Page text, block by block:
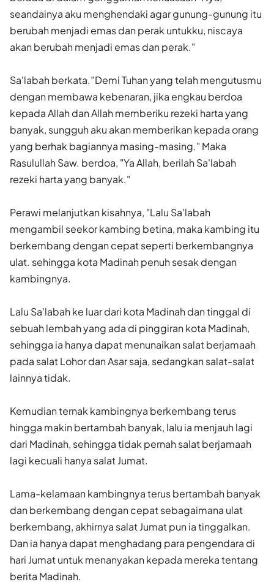
seandainya aku menghendaki agar gunung-gunung itu
berubah menjadi emas dan perak untukku, niscaya
akan berubah menjadi emas dan perak."
Sa'labah berkata.”Demi Tuhan yang telah mengutusmu
dengan membawa kebenaran, jika engkau berdoa
kepada Allah dan Allah memberiku rezeki harta yang
banyak, sungguh aku akan memberikan kepada orang
yang berhak bagiannya masing-masing." Maka
Rasulullah Saw. berdoa, "Ya Allah, berilah Sa'labah
rezeki harta yang banyak."
Perawi melanjutkan kisahnya, "Lalu Sa'labah
mengambil seekor kambing betina, maka kambing itu
berkembang dengan cepat seperti berkembangnya
ulat. sehingga kota Madinah penuh sesak dengan
kambingnya.
Lalu Sa'labah ke luar dari kota Madinah dan tinggal di
sebuah lembah yang ada di pinggiran kota Madinah,
sehingga ia hanya dapat menunaikan salat berjamaah
pada salat Lohor dan Asar saja, sedangkan salat-salat
lainnya tidak.
Kemudian ternak kambingnya berkembang terus
hingga makin bertambah banyak, lalu ia menjauh lagi
dari Madinah, sehingga tidak pernah salat berjamaah
lagi kecuali hanya salat Jumat.
Lama-kelamaan kambingnya terus bertambah banyak
dan ber­kembang dengan cepat sebagaimana ulat
berkembang, akhirnya salat Jumat pun ia tinggalkan.
Dan ia hanya dapat menghadang para pe­ngendara di
hari Jumat untuk menanyakan kepada mereka tentang
berita Madinah.